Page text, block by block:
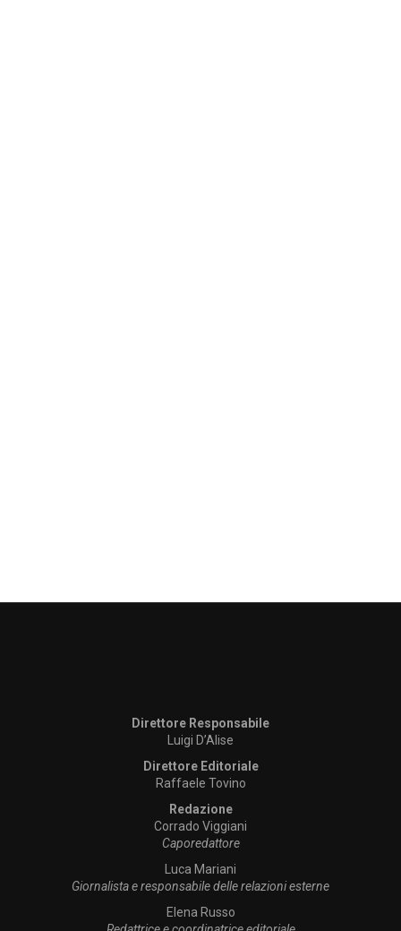
Direttore Responsabile
Luigi D’Alise
Direttore Editoriale
Raffaele Tovino
Redazione
Corrado Viggiani
Caporedattore
Luca Mariani
Giornalista e responsabile delle relazioni esterne
Elena Russo